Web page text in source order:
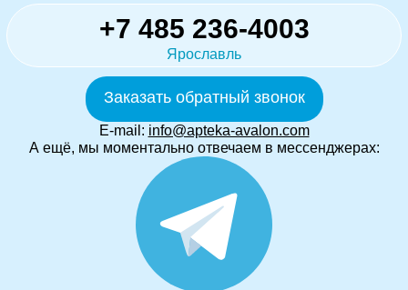
+7 485 236-4003
Ярославль
Заказать обратный звонок
E-mail: info@apteka-avalon.com
А ещё, мы моментально отвечаем в мессенджерах: